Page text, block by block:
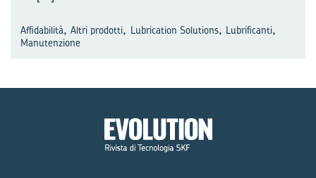
Affidabilità, Altri prodotti, Lubrication Solutions, Lubrificanti,
Manutenzione